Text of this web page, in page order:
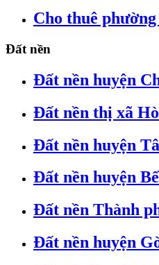
Cho thuê
Đất nền
Đất nền huyện
Đất nền thị xã
Đất nền huyện
Đất nền huyện
Đất nền Thành
Đất nền huyện